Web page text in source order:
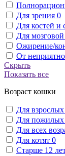
Для зрения 0
Для костей и
Для
Ожирение/
От
Скрыть
Показать все
Возраст кошки
Для взрослых
Для пожилых
Для всех
Для котят 0
Старше 12